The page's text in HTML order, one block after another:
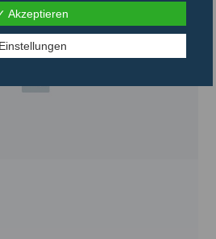
Akzeptieren
Einstellungen